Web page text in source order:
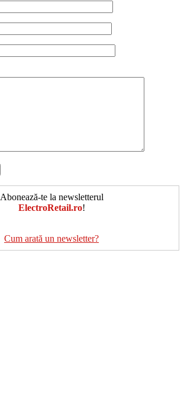
Abonează-te la newsletterul
ElectroRetail.ro!
Cum arată un newsletter?